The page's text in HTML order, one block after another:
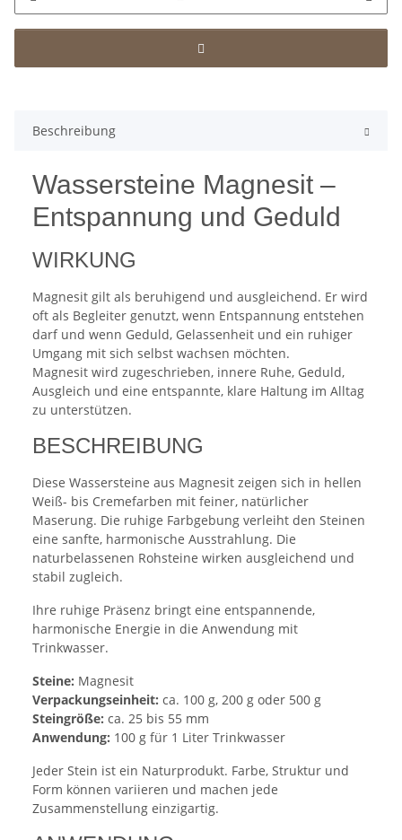
Beschreibung
Wassersteine Magnesit –
Entspannung und Geduld
WIRKUNG
Magnesit gilt als beruhigend und ausgleichend. Er wird
oft als Begleiter genutzt, wenn Entspannung entstehen
darf und wenn Geduld, Gelassenheit und ein ruhiger
Umgang mit sich selbst wachsen möchten.
Magnesit wird zugeschrieben, innere Ruhe, Geduld,
Ausgleich und eine entspannte, klare Haltung im Alltag
zu unterstützen.
BESCHREIBUNG
Diese Wassersteine aus Magnesit zeigen sich in hellen
Weiß- bis Cremefarben mit feiner, natürlicher
Maserung. Die ruhige Farbgebung verleiht den Steinen
eine sanfte, harmonische Ausstrahlung. Die
naturbelassenen Rohsteine wirken ausgleichend und
stabil zugleich.
Ihre ruhige Präsenz bringt eine entspannende,
harmonische Energie in die Anwendung mit
Trinkwasser.
Steine: Magnesit
Verpackungseinheit: ca. 100 g, 200 g oder 500 g
Steingröße: ca. 25 bis 55 mm
Anwendung: 100 g für 1 Liter Trinkwasser
Jeder Stein ist ein Naturprodukt. Farbe, Struktur und
Form können variieren und machen jede
Zusammenstellung einzigartig.